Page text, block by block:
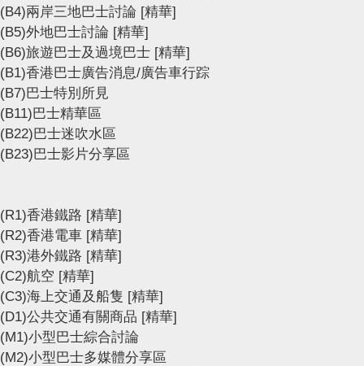
(B4)兩岸三地巴士討論 [精華]
(B5)外地巴士討論 [精華]
(B6)旅遊巴士及過境巴士 [精華]
(B1)香港巴士廣告消息/廣告車行踪
(B7)巴士特別所見
(B11)巴士精華區
(B22)巴士迷吹水區
(B23)巴士影片分享區
(R1)香港鐵路 [精華]
(R2)香港電車 [精華]
(R3)港外鐵路 [精華]
(C2)航空 [精華]
(C3)海上交通及船隻 [精華]
(D1)公共交通有關商品 [精華]
(M1)小型巴士綜合討論
(M2)小型巴士多媒體分享區